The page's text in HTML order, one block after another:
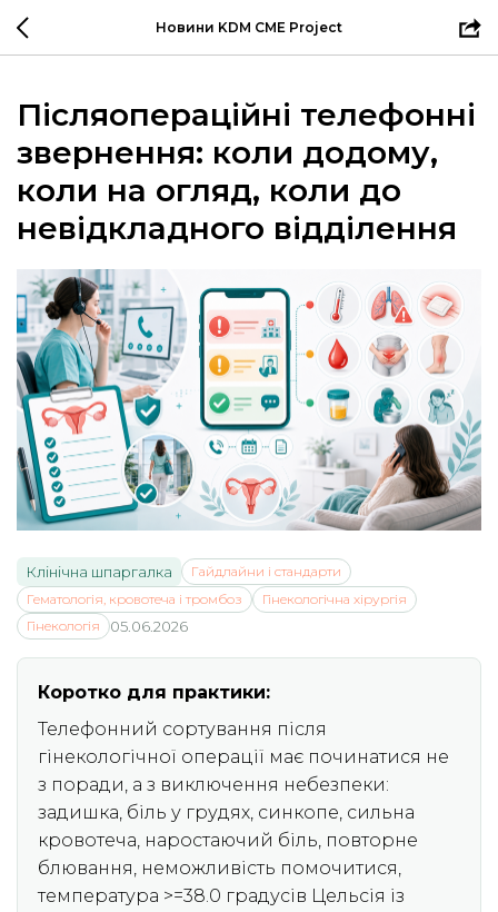
Новини KDM CME Project
Післяопераційні телефонні
звернення: коли додому,
коли на огляд, коли до
невідкладного відділення
Клінічна шпаргалка
Гайдлайни і стандарти
Гематологія, кровотеча і тромбоз
Гінекологічна хірургія
Гінекологія
05.06.2026
Коротко для практики:
Телефонний сортування після
гінекологічної операції має починатися не
з поради, а з виключення небезпеки:
задишка, біль у грудях, синкопе, сильна
кровотеча, наростаючий біль, повторне
блювання, неможливість помочитися,
температура >=38.0 градусів Цельсія із